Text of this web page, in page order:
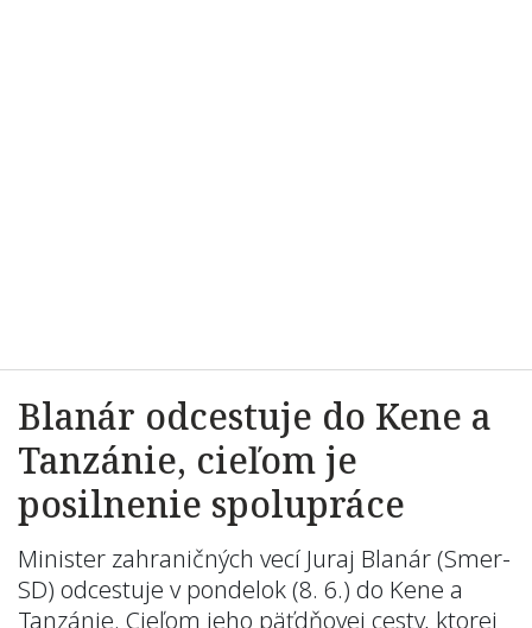
Blanár odcestuje do Kene a
Tanzánie, cieľom je
posilnenie spolupráce
Minister zahraničných vecí Juraj Blanár (Smer-
SD) odcestuje v pondelok (8. 6.) do Kene a
Tanzánie. Cieľom jeho päťdňovej cesty, ktorej